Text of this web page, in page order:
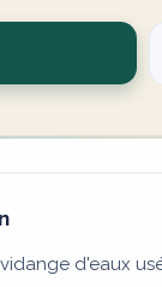
d'eaux